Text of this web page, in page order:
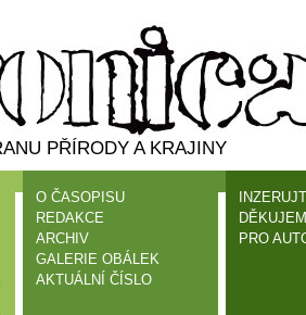
PŘÍRODY A KRAJINY
O ČASOPISU
REDAKCE
ARCHIV
GALERIE OBÁLEK
AKTUÁLNÍ ČÍSLO
PRO